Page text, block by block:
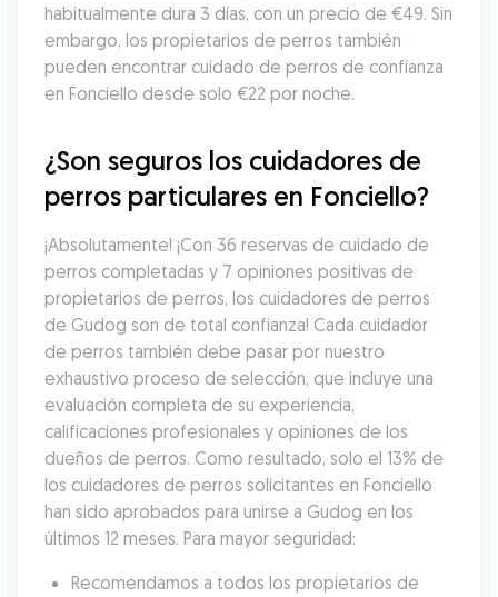
habitualmente dura 3 días, con un precio de €49. Sin
embargo, los propietarios de perros también
pueden encontrar cuidado de perros de confianza
en Fonciello desde solo €22 por noche.
¿Son seguros los cuidadores de
perros particulares en Fonciello?
¡Absolutamente! ¡Con 36 reservas de cuidado de
perros completadas y 7 opiniones positivas de
propietarios de perros, los cuidadores de perros
de Gudog son de total confianza! Cada cuidador
de perros también debe pasar por nuestro
exhaustivo proceso de selección, que incluye una
evaluación completa de su experiencia,
calificaciones profesionales y opiniones de los
dueños de perros. Como resultado, solo el 13% de
los cuidadores de perros solicitantes en Fonciello
han sido aprobados para unirse a Gudog en los
últimos 12 meses. Para mayor seguridad:
Recomendamos a todos los propietarios de